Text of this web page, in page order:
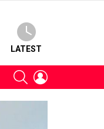
LATEST
SEARCH